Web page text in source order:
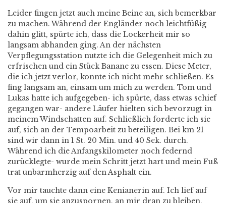
Leider fingen jetzt auch meine Beine an, sich bemerkbar
zu machen. Während der Engländer noch leichtfüßig
dahin glitt, spürte ich, dass die Lockerheit mir so
langsam abhanden ging. An der nächsten
Verpflegungsstation nutzte ich die Gelegenheit mich zu
erfrischen und ein Stück Banane zu essen. Diese Meter,
die ich jetzt verlor, konnte ich nicht mehr schließen. Es
fing langsam an, einsam um mich zu werden. Tom und
Lukas hatte ich aufgegeben- ich spürte, dass etwas schief
gegangen war- andere Läufer hielten sich bevorzugt in
meinem Windschatten auf. Schließlich forderte ich sie
auf, sich an der Tempoarbeit zu beteiligen. Bei km 21
sind wir dann in 1 St. 20 Min. und 40 Sek. durch.
Während ich die Anfangskilometer noch federnd
zurücklegte- wurde mein Schritt jetzt hart und mein Fuß
trat unbarmherzig auf den Asphalt ein.
Vor mir tauchte dann eine Kenianerin auf. Ich lief auf
sie auf, um sie anzuspornen, an mir dran zu bleiben.